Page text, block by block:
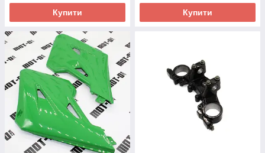
Купити Купити